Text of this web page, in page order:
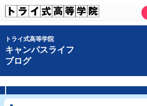
トライ式高等学院
キャンパスライフ
ブログ